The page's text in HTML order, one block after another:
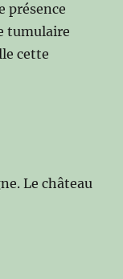
présence
tumulaire
cette
Le château